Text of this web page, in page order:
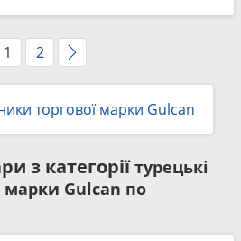
1 2
торгової марки Gulcan
з категоріїтурецькі
марки Gulcan по